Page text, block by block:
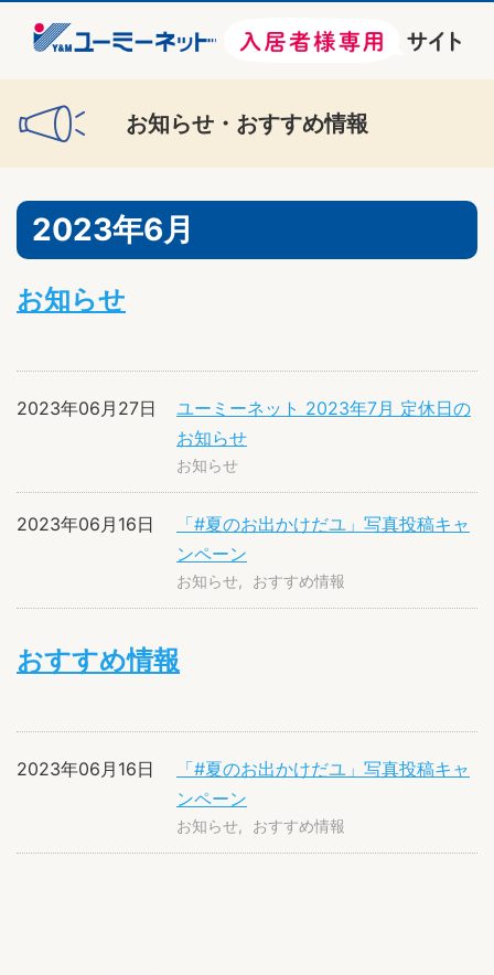
お知らせ・おすすめ情報
2023年6月
お知らせ
ユーミーネット 2023年7月 定休日の
お知らせ
2023年06月27日
お知らせ
「#夏のお出かけだユ」写真投稿キャ
ンペーン
2023年06月16日
お知らせ おすすめ情報
おすすめ情報
「#夏のお出かけだユ」写真投稿キャ
ンペーン
2023年06月16日
お知らせ おすすめ情報